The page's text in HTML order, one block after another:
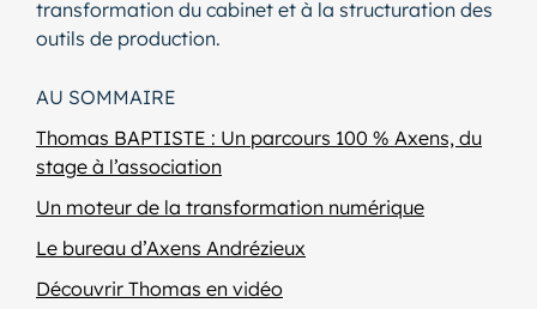
transformation du cabinet et à la structuration des
outils de production.
AU SOMMAIRE
Thomas BAPTISTE : Un parcours 100 % Axens, du
stage à l’association
Un moteur de la transformation numérique
Le bureau d’Axens Andrézieux
Découvrir Thomas en vidéo